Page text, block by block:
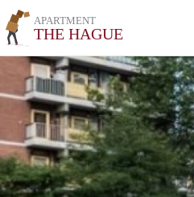
APARTMENT
THE HAGUE